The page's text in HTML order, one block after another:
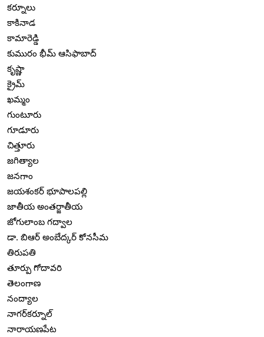
కర్నూలు
కాకినాడ
కామారెడ్డి
కుమురం భీమ్ ఆసిఫాబాద్
కృష్ణా
క్రైమ్
ఖమ్మం
గుంటూరు
గూడూరు
చిత్తూరు
జగిత్యాల
జనగాం
జయశంకర్ భూపాలపల్లి
జాతీయ అంతర్జాతీయ
జోగులాంబ గద్వాల
డా. బిఆర్ అంబేద్కర్ కోనసీమ
తిరుపతి
తూర్పు గోదావరి
తెలంగాణ
నంద్యాల
నాగర్‌కర్నూల్
నారాయణపేట